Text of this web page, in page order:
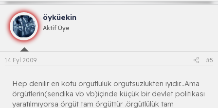
öyküekin
Aktif Üye
14 Eyl 2009 #5
Hep denilir en kötü örgütlülük örgütsüzlükten iyidir...Ama
örgütlerin(sendika vb vb)içinde küçük bir devlet politikası
yaratılmıyorsa örgüt tam örgüttür .örgütlülük tam